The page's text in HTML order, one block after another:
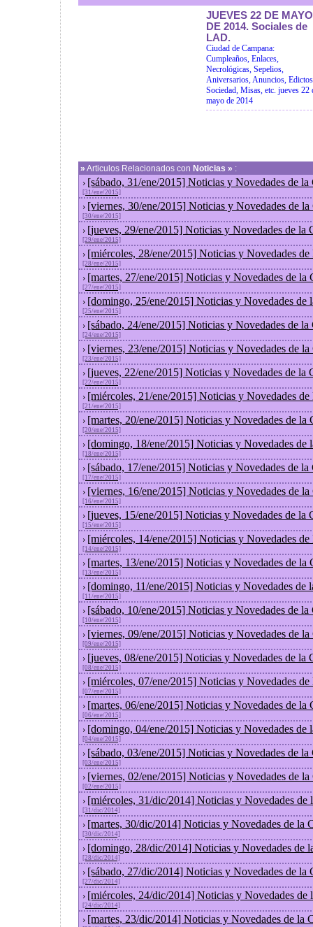
JUEVES 22 DE MAYO
DE 2014. Sociales de
LAD.
Ciudad de Campana:
Cumpleaños, Enlaces,
Necrológicas, Sepelios,
Aniversarios, Anuncios,
Sociedad, Misas, etc. jueves 22
mayo de 2014
» Articulos Relacionados con Noticias » :
› [sábado, 31/ene/2015] Noticias y Novedades de la
[31/ene/2015]
› [viernes, 30/ene/2015] Noticias y Novedades de
[30/ene/2015]
› [jueves, 29/ene/2015] Noticias y Novedades de la
[29/ene/2015]
› [miércoles, 28/ene/2015] Noticias y Novedades
[28/ene/2015]
› [martes, 27/ene/2015] Noticias y Novedades de la
[27/ene/2015]
› [domingo, 25/ene/2015] Noticias y Novedades de
[25/ene/2015]
› [sábado, 24/ene/2015] Noticias y Novedades de la
[24/ene/2015]
› [viernes, 23/ene/2015] Noticias y Novedades de
[23/ene/2015]
› [jueves, 22/ene/2015] Noticias y Novedades de la
[22/ene/2015]
› [miércoles, 21/ene/2015] Noticias y Novedades
[21/ene/2015]
› [martes, 20/ene/2015] Noticias y Novedades de la
[20/ene/2015]
› [domingo, 18/ene/2015] Noticias y Novedades de
[18/ene/2015]
› [sábado, 17/ene/2015] Noticias y Novedades de la
[17/ene/2015]
› [viernes, 16/ene/2015] Noticias y Novedades de
[16/ene/2015]
› [jueves, 15/ene/2015] Noticias y Novedades de la
[15/ene/2015]
› [miércoles, 14/ene/2015] Noticias y Novedades
[14/ene/2015]
› [martes, 13/ene/2015] Noticias y Novedades de la
[13/ene/2015]
› [domingo, 11/ene/2015] Noticias y Novedades de
[11/ene/2015]
› [sábado, 10/ene/2015] Noticias y Novedades de la
[10/ene/2015]
› [viernes, 09/ene/2015] Noticias y Novedades de
[09/ene/2015]
› [jueves, 08/ene/2015] Noticias y Novedades de la
[08/ene/2015]
› [miércoles, 07/ene/2015] Noticias y Novedades
[07/ene/2015]
› [martes, 06/ene/2015] Noticias y Novedades de la
[06/ene/2015]
› [domingo, 04/ene/2015] Noticias y Novedades de
[04/ene/2015]
› [sábado, 03/ene/2015] Noticias y Novedades de la
[03/ene/2015]
› [viernes, 02/ene/2015] Noticias y Novedades de
[02/ene/2015]
› [miércoles, 31/dic/2014] Noticias y Novedades de
[31/dic/2014]
› [martes, 30/dic/2014] Noticias y Novedades de la
[30/dic/2014]
› [domingo, 28/dic/2014] Noticias y Novedades de
[28/dic/2014]
› [sábado, 27/dic/2014] Noticias y Novedades de la
[27/dic/2014]
› [miércoles, 24/dic/2014] Noticias y Novedades de
[24/dic/2014]
› [martes, 23/dic/2014] Noticias y Novedades de la